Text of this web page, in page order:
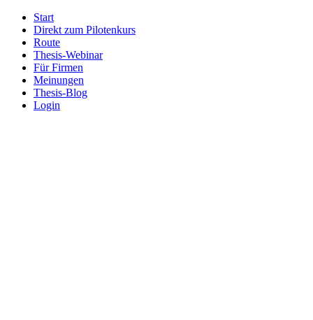
Start
Direkt zum Pilotenkurs
Route
Thesis-Webinar
Für Firmen
Meinungen
Thesis-Blog
Login